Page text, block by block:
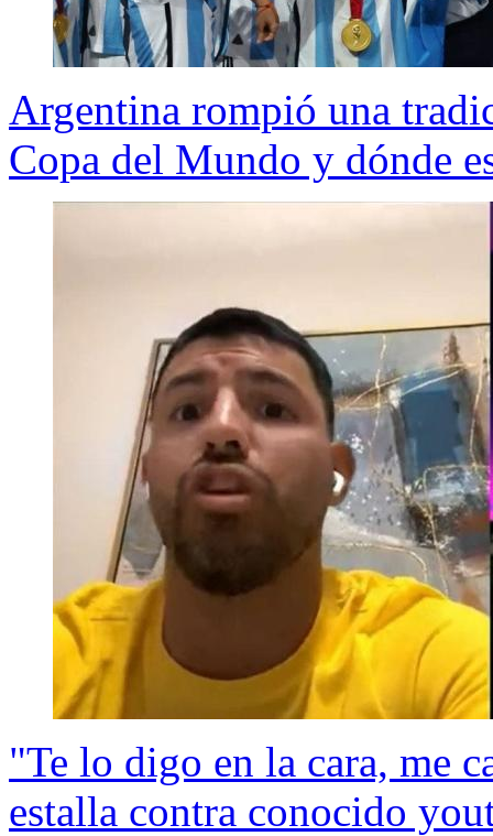
Argentina rompió una
Copa del Mundo y dónde
"Te lo digo en la cara, me
estalla contra conocido